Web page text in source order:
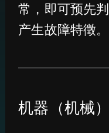
常，即可预先
产生故障特徵。
机器（机械